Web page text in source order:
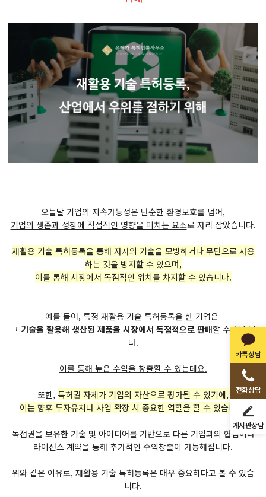
카톡상담
전화상담
게시판상담
오늘날 기업의 지속가능성은 단순한 환경보호를 넘어,
기업의 생존과 성장에 직접적인 영향을 미치는 요소로 자리 잡았습니다.
재활용 기술 특허등록을 통해 자사의 기술을 모방하거나 무단으로 사용
하는 것을 방지할 수 있으며,
이를 통해 시장에서 독점적인 위치를 차지할 수 있습니다.
예를 들어, 특정 재활용 기술 특허등록을 한 기업은
그 기술을 활용해 생산된 제품을 시장에서 독점적으로 판매할 수 있습니
다.
이를 통해 높은 수익을 창출할 수 있는데요.
또한, 특허권 자체가 기업의 자산으로 평가될 수 있기에,
이는 향후 투자유치나 사업 확장 시 중요한 역할을 할 수 있습니다.
독점권을 보유한 기술 및 아이디어를 기반으로 다른 기업과의 협업이나
라이선스 계약을 통해 추가적인 수익창출이 가능해집니다.
위와 같은 이유로, 재활용 기술 특허등록은 매우 중요하다고 볼 수 있습
니다.